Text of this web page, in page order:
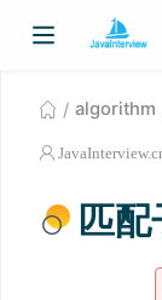
algorithm
匹